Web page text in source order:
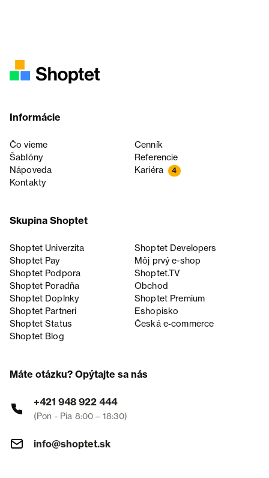
Informácie
Čo vieme
Cenník
Šablóny
Referencie
Nápoveda
Kariéra 4
Kontakty
Skupina Shoptet
Shoptet Univerzita
Shoptet Developers
Shoptet Pay
Môj prvý e-shop
Shoptet Podpora
Shoptet.TV
Shoptet Poradňa
Obchod
Shoptet Doplnky
Shoptet Premium
Shoptet Partneri
Eshopisko
Shoptet Status
Česká e‑commerce
Shoptet Blog
Máte otázku? Opýtajte sa nás
+421 948 922 444
(Pon - Pia 8:00 – 18:30)
info@shoptet.sk